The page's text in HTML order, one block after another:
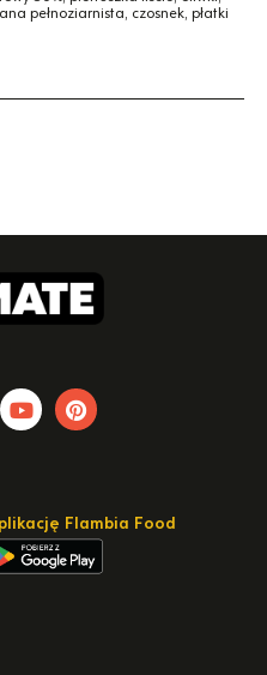
pełnoziarnista, czosnek, płatki
Flambia Food